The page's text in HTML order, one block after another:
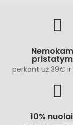
perkant už 39€
10%